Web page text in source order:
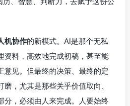
机协作的新模式。AI是那个无私
资料，高效地完成初稿，甚至能
意见。但最终的决策、最终的定
，尤其是那些关乎价值取向、
分，必须由人来完成。人要始终